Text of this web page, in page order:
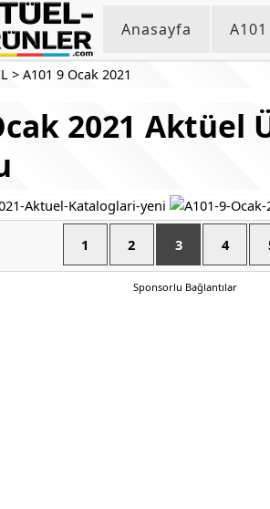
Anasayfa
> A101 9 Ocak 2021
2021 Aktüel
1 2 3 4
Sponsorlu Bağlantılar